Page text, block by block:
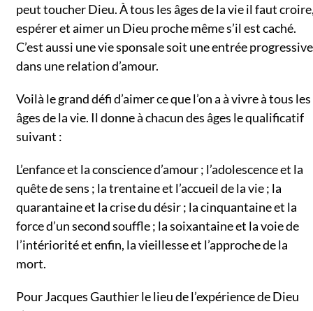
peut toucher Dieu. À tous les âges de la vie il faut
espérer et aimer un Dieu proche même s’il est caché.
C’est aussi une vie sponsale soit une entrée progressive
dans une relation d’amour.
Voilà le grand défi d’aimer ce que l’on a à vivre à tous les
âges de la vie. Il donne à chacun des âges le qualificatif
suivant :
L’enfance et la conscience d’amour ; l’adolescence et la
quête de sens ; la trentaine et l’accueil de la vie ; la
quarantaine et la crise du désir ; la cinquantaine et la
force d’un second souffle ; la soixantaine et la voie de
l’intériorité et enfin, la vieillesse et l’approche de la
mort.
Pour Jacques Gauthier le lieu de l’expérience de Dieu